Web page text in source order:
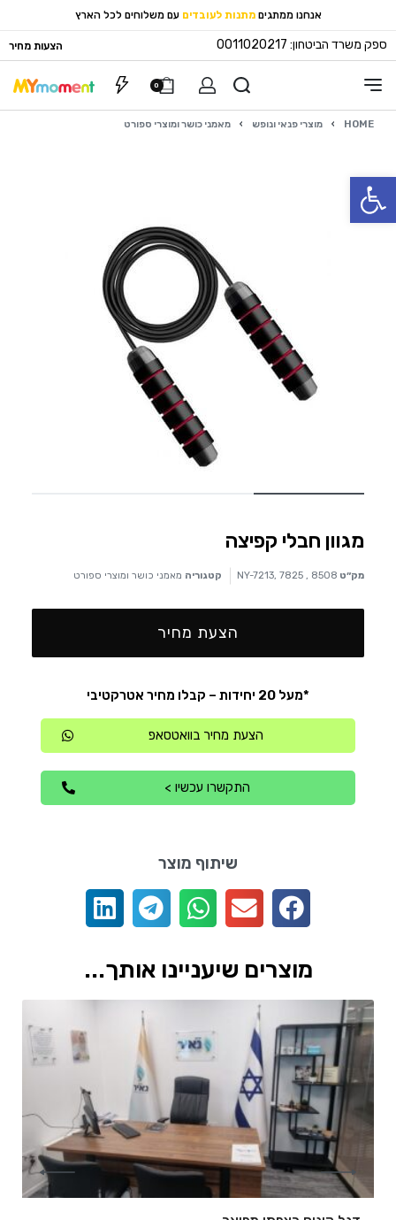
פתח סרגל נגישות
אנחנו ממתגים מתנות לעובדים עם משלוחים לכל הארץ
ספק משרד הביטחון: 0011020217 הצעות מחיר
0
HOME
› מוצרי פנאי ונופש › מאמני כושר ומוצרי ספורט
מגוון חבלי קפיצה
מק״ט NY-7213, 7825 , 8508 קטגוריה מאמני כושר ומוצרי ספורט
הצעת מחיר
*מעל 20 יחידות – קבלו מחיר אטרקטיבי
הצעת מחיר בוואטסאפ
התקשרו עכשיו >
שיתוף מוצר
מוצרים שיעניינו אותך...